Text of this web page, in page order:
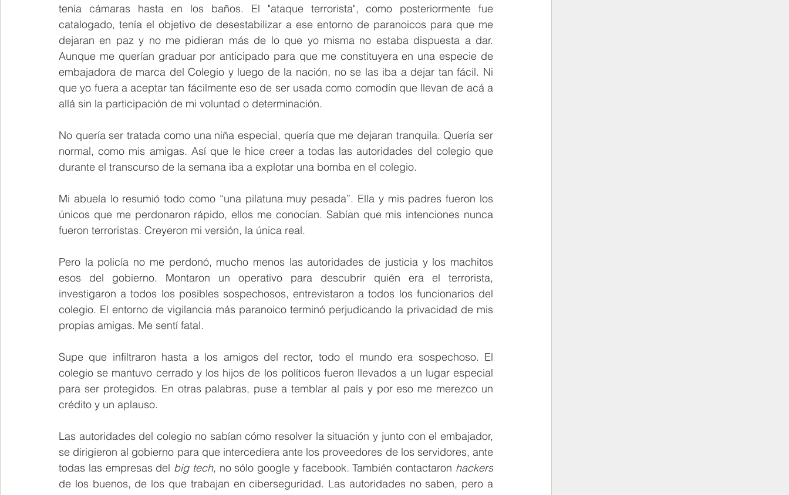
tenía cámaras hasta en los baños. El "ataque terrorista", como posteriormente fue
catalogado, tenía el objetivo de desestabilizar a ese entorno de paranoicos para que me
dejaran en paz y no me pidieran más de lo que yo misma no estaba dispuesta a dar.
Aunque me querían graduar por anticipado para que me constituyera en una especie de
embajadora de marca del Colegio y luego de la nación, no se las iba a dejar tan fácil. Ni
que yo fuera a aceptar tan fácilmente eso de ser usada como comodín que llevan de acá a
allá sin la participación de mi voluntad o determinación.
No quería ser tratada como una niña especial, quería que me dejaran tranquila. Quería ser
normal, como mis amigas. Así que le hice creer a todas las autoridades del colegio que
durante el transcurso de la semana iba a explotar una bomba en el colegio.
Mi abuela lo resumió todo como “una pilatuna muy pesada”. Ella y mis padres fueron los
únicos que me perdonaron rápido, ellos me conocían. Sabían que mis intenciones nunca
fueron terroristas. Creyeron mi versión, la única real.
Pero la policía no me perdonó, mucho menos las autoridades de justicia y los machitos
esos del gobierno. Montaron un operativo para descubrir quién era el terrorista,
investigaron a todos los posibles sospechosos, entrevistaron a todos los funcionarios del
colegio. El entorno de vigilancia más paranoico terminó perjudicando la privacidad de mis
propias amigas. Me sentí fatal.
Supe que infiltraron hasta a los amigos del rector, todo el mundo era sospechoso. El
colegio se mantuvo cerrado y los hijos de los políticos fueron llevados a un lugar especial
para ser protegidos. En otras palabras, puse a temblar al país y por eso me merezco un
crédito y un aplauso.
Las autoridades del colegio no sabían cómo resolver la situación y junto con el embajador,
se dirigieron al gobierno para que intercediera ante los proveedores de los servidores, ante
todas las empresas del big tech, no sólo google y facebook. También contactaron hackers
de los buenos, de los que trabajan en ciberseguridad. Las autoridades no saben, pero a